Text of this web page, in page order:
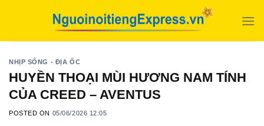
NHỊP SỐNG - ĐỊA ỐC
HUYỀN THOẠI MÙI HƯƠNG NAM TÍNH
CỦA CREED – AVENTUS
POSTED ON 05/06/2026 12:05